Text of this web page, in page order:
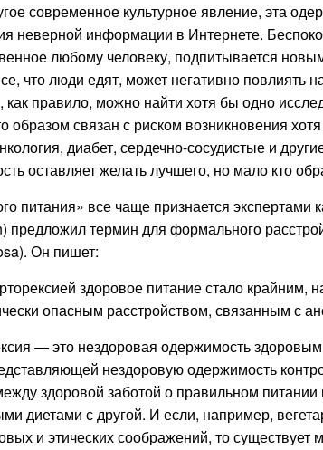
современное культурное явление, эта
неверной информации в Интернете.
любому человеку, подпитывается
что люди едят, может негативно повлиять
как правило, можно найти хотя бы одно
образом связан с риском возникновения
диабет, сердечно-сосудистые и
оставляет желать лучшего, но мало кто
питания» все чаще признается
предложил термин для формального
Он пишет:
здоровое питание стало крайним,
опасным расстройством, связанным с
— это нездоровая одержимость
нездоровую одержимость
здоровой заботой о правильном
диетами с другой. И если, например,
и этических соображений, то